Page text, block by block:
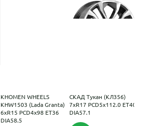
KHOMEN WHEELS
KHW1503 (Lada Granta)
6xR15 PCD4x98 ET36
DIA58.5
СКАД Тукан (КЛ356)
7xR17 PCD5x112.0 ET40
DIA57.1